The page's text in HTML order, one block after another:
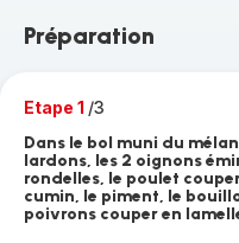
Préparation
Etape 1 /3
Dans le bol muni du
lardons, les 2 oignons
rondelles, le poulet
cumin, le piment, le
poivrons couper en